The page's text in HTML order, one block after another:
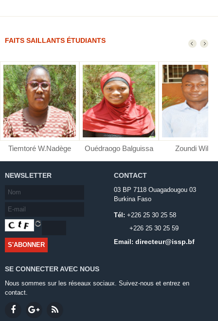
FAITS SAILLANTS ÉTUDIANTS
Tiemtoré W.Nadège Ouédraogo Balguissa Zoundi
NEWSLETTER CONTACT
03 BP 7118 Ouagadougou 03
Burkina Faso
Tél: +226 25 30 25 58
+226 25 30 25 59
Email: directeur@issp.bf
SE CONNECTER AVEC NOUS
Nous sommes sur les réseaux sociaux. Suivez-nous et entrez en
contact.